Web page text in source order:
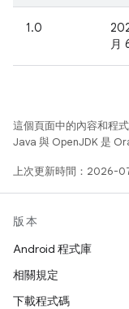
1.0
月
這個頁面中的內容和程
Java 與 OpenJDK 是
上次更新時間：2026-
版本
Android 程式庫
相關規定
下載程式碼